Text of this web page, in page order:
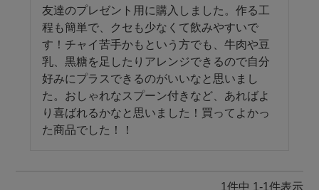
友達のプレゼント用に購入しました。作る工
程も簡単で、クセも少なくて飲みやすいで
す！チャイ苦手かもという方でも、牛肉や豆
乳、黒糖を足したりアレンジできるので自分
好みにプラスできるのがいいなと思いまし
た。おしゃれなスプーン付きなど、あればよ
り喜ばれるかなと思いました！買ってよかっ
た商品でした！！
1 件中 1 -1 件表示